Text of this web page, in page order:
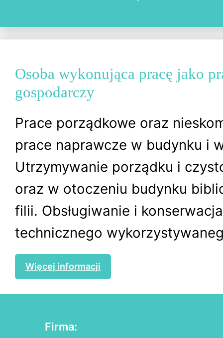
Osoba wykonująca pracę jako
gospodarczy
Prace porządkowe oraz
prace naprawcze w budynku i
Utrzymywanie porządku i
oraz w otoczeniu budynku
filii. Obsługiwanie i
technicznego
Więcej informacji
Firma: